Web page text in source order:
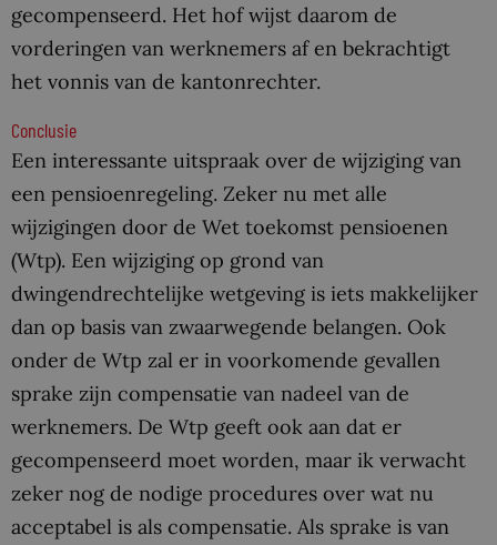
gecompenseerd. Het hof wijst daarom de
vorderingen van werknemers af en bekrachtigt
het vonnis van de kantonrechter.
Conclusie
Een interessante uitspraak over de wijziging van
een pensioenregeling. Zeker nu met alle
wijzigingen door de Wet toekomst pensioenen
(Wtp). Een wijziging op grond van
dwingendrechtelijke wetgeving is iets makkelijker
dan op basis van zwaarwegende belangen. Ook
onder de Wtp zal er in voorkomende gevallen
sprake zijn compensatie van nadeel van de
werknemers. De Wtp geeft ook aan dat er
gecompenseerd moet worden, maar ik verwacht
zeker nog de nodige procedures over wat nu
acceptabel is als compensatie. Als sprake is van